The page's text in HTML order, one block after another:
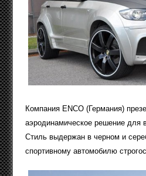
Компания ENCO (Германия)
аэродинамическое решение для
Стиль выдержан в черном и
спортивному автомобилю